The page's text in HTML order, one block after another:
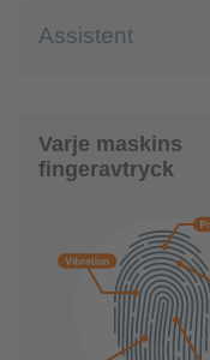
Varje maskins
fingeravtryck